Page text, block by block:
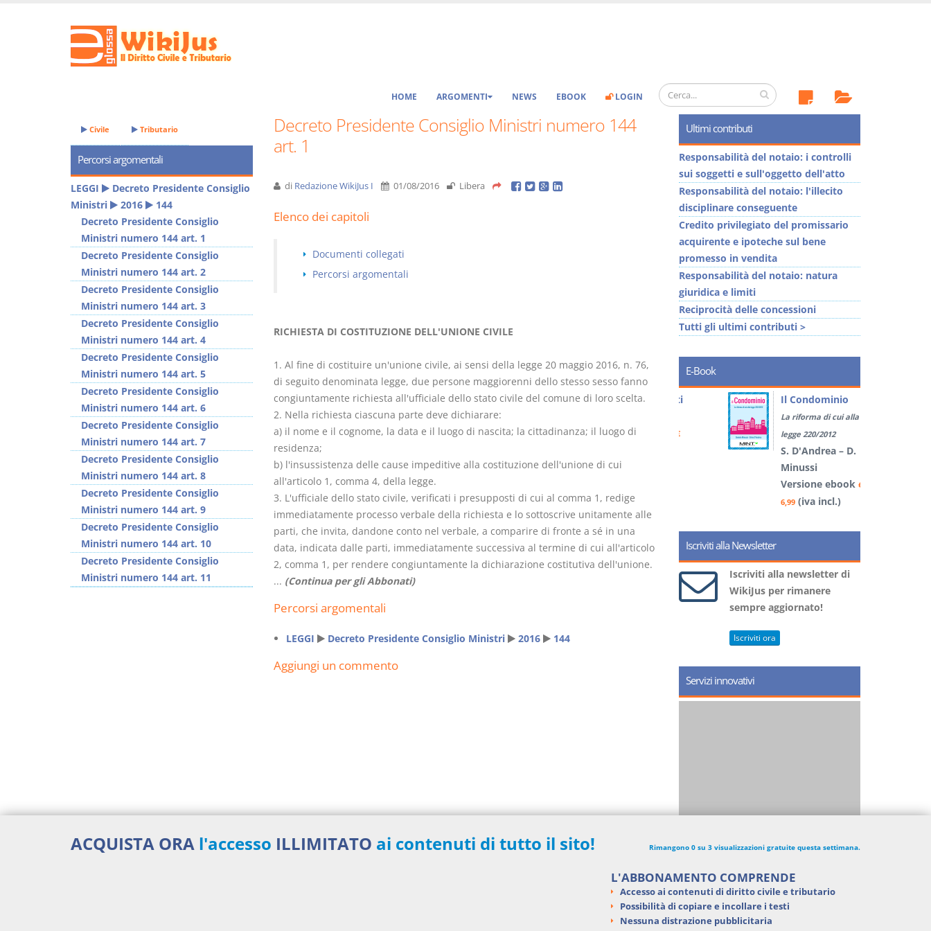
HOME ARGOMENTI NEWS EBOOK LOGIN
Decreto Presidente Consiglio Ministri numero 144
art. 1
di Redazione WikiJus I 01/08/2016 Libera
Elenco dei capitoli
Documenti collegati
Percorsi argomentali
RICHIESTA DI COSTITUZIONE DELL'UNIONE CIVILE
1. Al fine di costituire un'unione civile, ai sensi della legge 20 maggio 2016, n. 76,
di seguito denominata legge, due persone maggiorenni dello stesso sesso fanno
congiuntamente richiesta all'ufficiale dello stato civile del comune di loro scelta.
2. Nella richiesta ciascuna parte deve dichiarare:
a) il nome e il cognome, la data e il luogo di nascita; la cittadinanza; il luogo di
residenza;
b) l'insussistenza delle cause impeditive alla costituzione dell'unione di cui
all'articolo 1, comma 4, della legge.
3. L'ufficiale dello stato civile, verificati i presupposti di cui al comma 1, redige
immediatamente processo verbale della richiesta e lo sottoscrive unitamente alle
parti, che invita, dandone conto nel verbale, a comparire di fronte a sé in una
data, indicata dalle parti, immediatamente successiva al termine di cui all'articolo
2, comma 1, per rendere congiuntamente la dichiarazione costitutiva dell'unione.
... (Continua per gli Abbonati)
Percorsi argomentali
LEGGI Decreto Presidente Consiglio Ministri 2016 144
Aggiungi un commento
Civile Tributario
Percorsi argomentali
LEGGI
Decreto Presidente Consiglio
Ministri
2016
144
Decreto Presidente Consiglio
Ministri numero 144 art. 1
Decreto Presidente Consiglio
Ministri numero 144 art. 2
Decreto Presidente Consiglio
Ministri numero 144 art. 3
Decreto Presidente Consiglio
Ministri numero 144 art. 4
Decreto Presidente Consiglio
Ministri numero 144 art. 5
Decreto Presidente Consiglio
Ministri numero 144 art. 6
Decreto Presidente Consiglio
Ministri numero 144 art. 7
Decreto Presidente Consiglio
Ministri numero 144 art. 8
Decreto Presidente Consiglio
Ministri numero 144 art. 9
Decreto Presidente Consiglio
Ministri numero 144 art. 10
Decreto Presidente Consiglio
Ministri numero 144 art. 11
Ultimi contributi
Responsabilità del notaio: i controlli
sui soggetti e sull'oggetto dell'atto
Responsabilità del notaio: l'illecito
disciplinare conseguente
Credito privilegiato del promissario
acquirente e ipoteche sul bene
promesso in vendita
Responsabilità del notaio: natura
giuridica e limiti
Reciprocità delle concessioni
Tutti gli ultimi contributi >
E-Book
Usufrutto Uso e
Versione ebook€
Prescrizione e
decadenza
D. Minussi
Versione ebook€
4,19
(iva incl.)
Rapporto e
relazione giuridica
D. Minussi
5,99 (iva incl.)
I Singoli Contratti
Versione ebook
Il Condominio
La riforma di cui alla
legge 220/2012
S. D'Andrea – D.
Versione ebook€
(iva incl.)
Iscriviti alla Newsletter
Iscriviti alla newsletter di
WikiJus per rimanere
sempre aggiornato!
Iscriviti ora
Servizi innovativi
ACQUISTA ORA l'accesso ILLIMITATO ai contenuti di tutto il sito! Rimangono 0 su 3 visualizzazioni gratuite questa settimana.
L'ABBONAMENTO COMPRENDE
Accesso ai contenuti di diritto civile e tributario
Possibilità di copiare e incollare i testi
Nessuna distrazione pubblicitaria